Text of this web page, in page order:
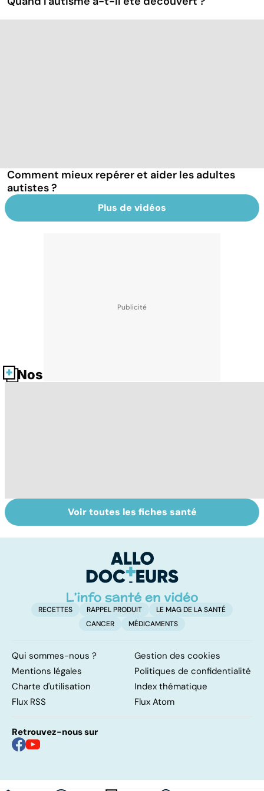
Comment mieux repérer et aider les adultes
autistes ?
Plus de vidéos
Nos fiches santé
Autisme :
s'orienter vers la
Tout savoir sur
les infections
Voir toutes les fiches santé
RECETTES RAPPEL PRODUIT
LE MAG DE LA SANTÉ
CANCER
MÉDICAMENTS
Qui sommes-nous ?
Gestion des cookies
Mentions légales
Politiques de confidentialité
Charte d'utilisation
Index thématique
Flux RSS
Flux Atom
Retrouvez-nous sur